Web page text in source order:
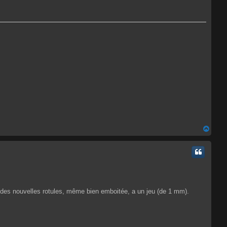
nouvelles rotules, même bien emboitée, a un jeu (de 1 mm).